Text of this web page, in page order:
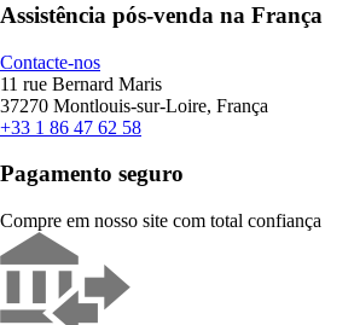
Assistência pós-venda na França
Contacte-nos
11 rue Bernard Maris
37270 Montlouis-sur-Loire, França
+33 1 86 47 62 58
Pagamento seguro
Compre em nosso site com total confiança